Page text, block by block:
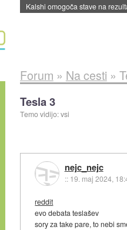
Kalshi omogoča stave na
Forum » Na cesti »
Tesla 3
Temo vidijo: vsi
nejc_nejc
:: 19. maj 2024,
reddit
evo debata teslašev
sory za take pare, to nebi